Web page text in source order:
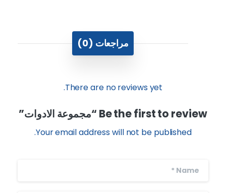
مراجعات (0)
There are no reviews yet.
Be the first to review “مجموعة الادوات”
Your email address will not be published.